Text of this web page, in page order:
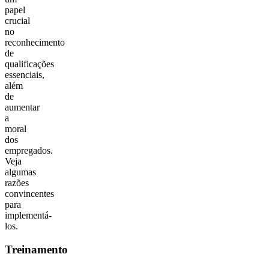
papel
crucial
no
reconhecimento
de
qualificações
essenciais,
além
de
aumentar
a
moral
dos
empregados.
Veja
algumas
razões
convincentes
para
implementá-
los.
Treinamento